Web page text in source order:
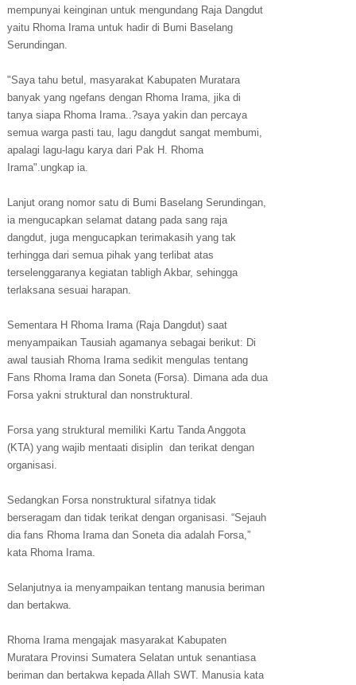
mempunyai keinginan untuk mengundang Raja Dangdut
yaitu Rhoma Irama untuk hadir di Bumi Baselang
Serundingan.
"Saya tahu betul, masyarakat Kabupaten Muratara
banyak yang ngefans dengan Rhoma Irama, jika di
tanya siapa Rhoma Irama..?saya yakin dan percaya
semua warga pasti tau, lagu dangdut sangat membumi,
apalagi lagu-lagu karya dari Pak H. Rhoma
Irama".ungkap ia.
Lanjut orang nomor satu di Bumi Baselang Serundingan,
ia mengucapkan selamat datang pada sang raja
dangdut, juga mengucapkan terimakasih yang tak
terhingga dari semua pihak yang terlibat atas
terselenggaranya kegiatan tabligh Akbar, sehingga
terlaksana sesuai harapan.
Sementara H Rhoma Irama (Raja Dangdut) saat
menyampaikan Tausiah agamanya sebagai berikut: Di
awal tausiah Rhoma Irama sedikit mengulas tentang
Fans Rhoma Irama dan Soneta (Forsa). Dimana ada dua
Forsa yakni struktural dan nonstruktural.
Forsa yang struktural memiliki Kartu Tanda Anggota
(KTA) yang wajib mentaati disiplin dan terikat dengan
organisasi.
Sedangkan Forsa nonstruktural sifatnya tidak
berseragam dan tidak terikat dengan organisasi. “Sejauh
dia fans Rhoma Irama dan Soneta dia adalah Forsa,”
kata Rhoma Irama.
Selanjutnya ia menyampaikan tentang manusia beriman
dan bertakwa.
Rhoma Irama mengajak masyarakat Kabupaten
Muratara Provinsi Sumatera Selatan untuk senantiasa
beriman dan bertakwa kepada Allah SWT. Manusia kata